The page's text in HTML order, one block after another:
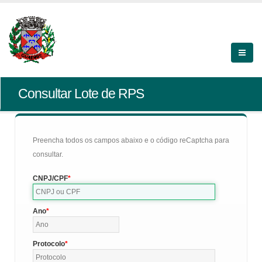
Consultar Lote de RPS
Preencha todos os campos abaixo e o código reCaptcha para
consultar.
CNPJ/CPF
Ano
Protocolo